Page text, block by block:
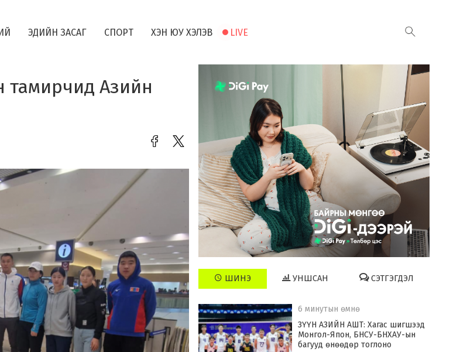
ЭДИЙН ЗАСАГ СПОРТ ХЭН ЮУ ХЭЛЭВ LIVE
тамирчид Азийн
ШИНЭ УНШСАН СЭТГЭГДЭЛ
6 минутын өмнө
ЗҮҮН АЗИЙН АШТ: Хагас шигшээд
Монгол-Япон, БНСУ-БНХАУ-ын
багууд өнөөдөр тоглоно